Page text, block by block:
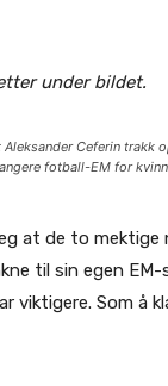
under bildet.
Ceferin trakk
fotball-EM for
at de to mektige
til sin egen
viktigere. Som å